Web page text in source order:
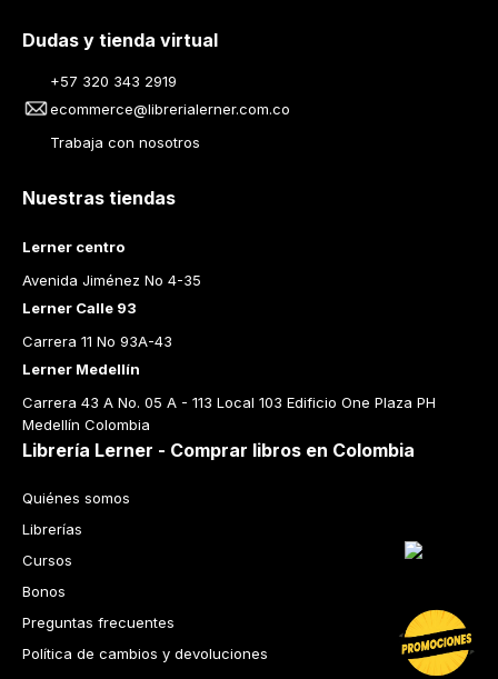
Dudas y tienda virtual
+57 320 343 2919
ecommerce@librerialerner.com.co
Trabaja con nosotros
Nuestras tiendas
Lerner centro
Avenida Jiménez No 4-35
Lerner Calle 93
Carrera 11 No 93A-43
Lerner Medellín
Carrera 43 A No. 05 A - 113 Local 103 Edificio One Plaza PH
Medellín Colombia
Librería Lerner - Comprar libros en Colombia
Quiénes somos
Librerías
Cursos
Bonos
Preguntas frecuentes
Política de cambios y devoluciones